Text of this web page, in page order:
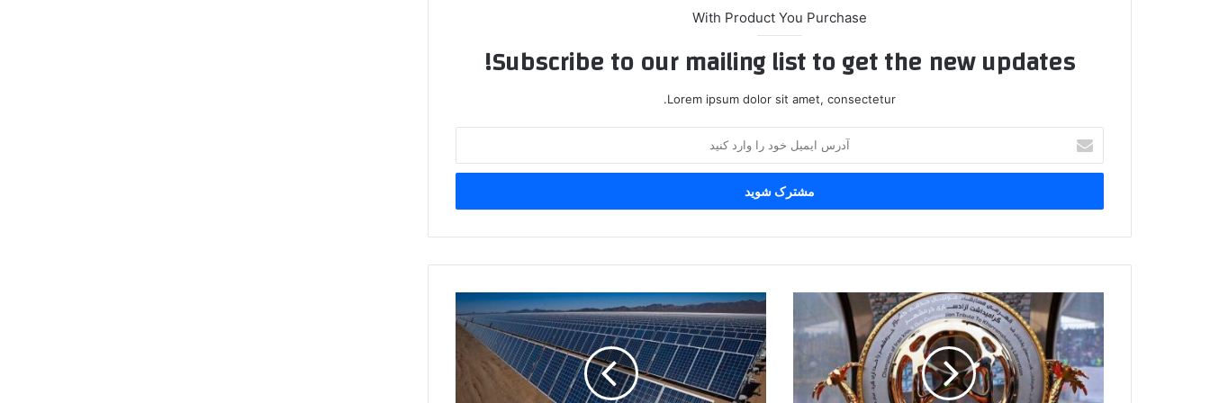
With Product You Purchase
Subscribe to our mailing list to get the new updates!
Lorem ipsum dolor sit amet, consectetur.
ایمیل
خود
وارد
ورزشگاه
میزبان
استقلال
و
فولاد
هرمزگان
آغاز
ساخت
نیروگاه
۵
هزار
مگاواتی